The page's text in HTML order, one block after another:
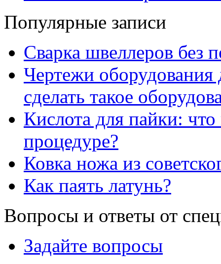
Популярные записи
Сварка швеллеров без
Чертежи оборудования
сделать такое
Кислота для пайки:
процедуре?
Ковка ножа из
Как паять латунь?
Вопросы и ответы от
Задайте вопросы